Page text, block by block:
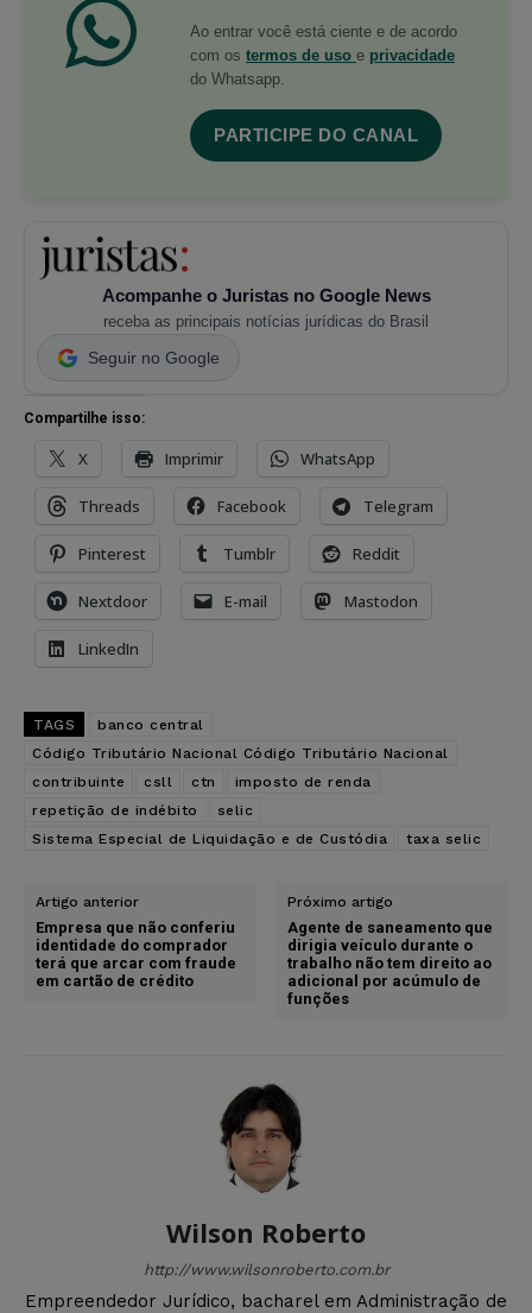
Ao entrar você está ciente e de acordo
com os termos de uso e privacidade
do Whatsapp.
PARTICIPE DO CANAL
Acompanhe o Juristas no Google News
receba as principais notícias jurídicas do Brasil
Seguir no Google
Compartilhe isso:
X Imprimir WhatsApp
Threads Facebook Telegram
Pinterest Tumblr Reddit
Nextdoor E-mail Mastodon
LinkedIn
TAGS
banco central
Código Tributário Nacional Código Tributário Nacional
contribuinte
csll ctn
imposto de renda
repetição de indébito
selic
Sistema Especial de Liquidação e de Custódia
taxa selic
Artigo anterior
Empresa que não conferiu
identidade do comprador
terá que arcar com fraude
em cartão de crédito
Próximo artigo
Agente de saneamento que
dirigia veículo durante o
trabalho não tem direito ao
adicional por acúmulo de
funções
Wilson Roberto
http://www.wilsonroberto.com.br
Empreendedor Jurídico, bacharel em Administração de